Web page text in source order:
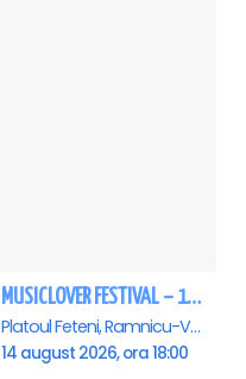
MUSICLOVER FESTIVAL – 14 August – Puya, Johny Romano, Shift, Badd G, DJ Matei & Bogdanov
Platoul Feteni, Ramnicu-Valcea
14 august 2026, ora 18:00